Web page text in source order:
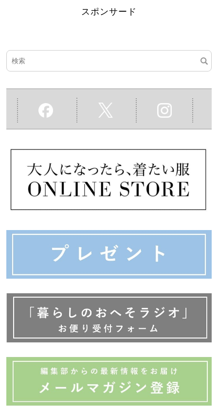
スポンサード